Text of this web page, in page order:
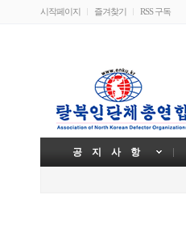
시작페이지 즐겨찾기 RSS 구독
공 지 사 항